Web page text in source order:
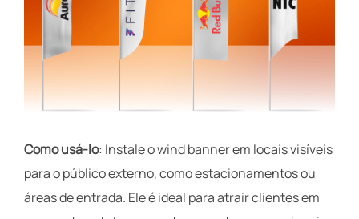
Como usá-lo: Instale o wind banner em locais visíveis
para o público externo, como estacionamentos ou
áreas de entrada. Ele é ideal para atrair clientes em